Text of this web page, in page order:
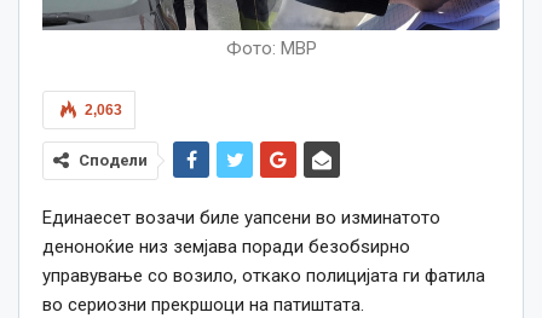
Фото: МВР
2,063
Сподели
Единаесет возачи биле уапсени во изминатото
деноноќие низ земјава поради безобѕирно
управување со возило, откако полицијата ги фатила
во сериозни прекршоци на патиштата.